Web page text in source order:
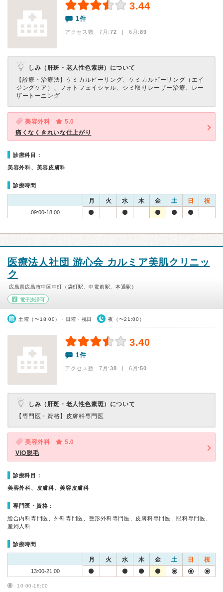
3.44
1件
アクセス数 7月:72 | 6月:89
しみ（肝斑・老人性色素斑）について
【診療・治療法】 ケミカルピーリング、ケミカルピーリング（エイ
ジングケア）、フォトフェイシャル、シミ取りレーザー治療、レー
ザートーニング
美容外科
5.0
痛くなくきれいな仕上がり
診療科目：
美容外科、美容皮膚科
診療時間
月 火 水 木 金 土 日 祝
09:00-18:00
医療法人社団 游心会 カルミア美肌クリニッ
ク
広島県広島市中区中町（袋町駅、中電前駅、本通駅）
電子決済可
土曜（〜18:00）・日曜・祝日 夜（〜21:00）
3.40
1件
アクセス数 7月:38 | 6月:50
しみ（肝斑・老人性色素斑）について
【専門医・資格】 皮膚科専門医
美容外科
5.0
VIO脱毛
診療科目：
美容外科、皮膚科、美容皮膚科
専門医・資格：
総合内科専門医、外科専門医、整形外科専門医、皮膚科専門医、眼科専門医、
産婦人科…
診療時間
月 火 水 木 金 土 日 祝
13:00-21:00
10:00-18:00